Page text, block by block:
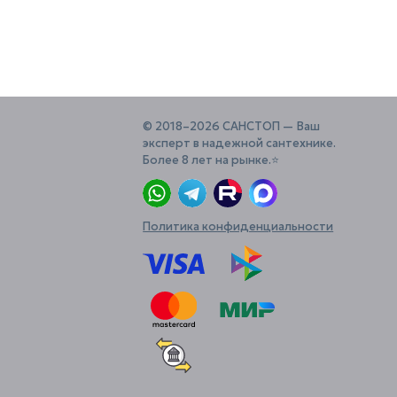
© 2018–2026 САНСТОП — Ваш
эксперт в надежной сантехнике.
Более 8 лет на рынке.⭐️
Политика конфиденциальности